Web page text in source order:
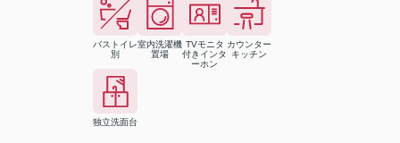
バストイレ
別
室内洗濯機
置場
TVモニタ
付きインタ
ーホン
カウンター
キッチン
独立洗面台